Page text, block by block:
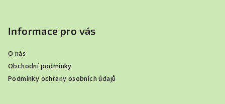
Informace pro vás
O nás
Obchodní podmínky
Podmínky ochrany osobních údajů